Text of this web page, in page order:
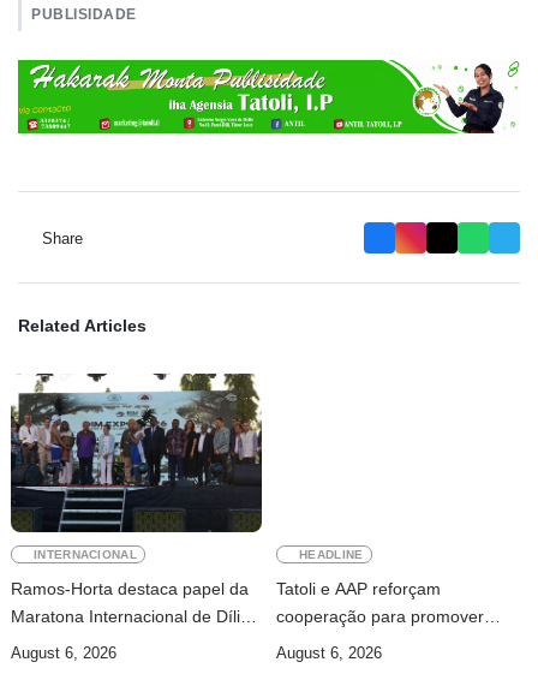
PUBLISIDADE
Share
Related Articles
INTERNACIONAL
Ramos-Horta destaca papel da
Maratona Internacional de Díli
na mobilização da juventude
August 6, 2026
HEADLINE
Tatoli e AAP reforçam
cooperação para promover
jornalismo profissional em
August 6, 2026